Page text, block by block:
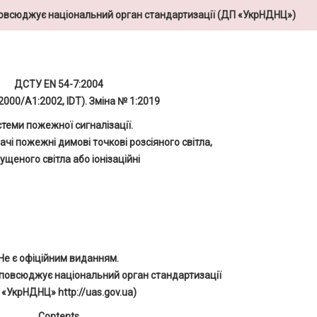
національний орган стандартизації (ДП «УкрНДНЦ»)
ДСТУ EN 54-7:2004
A1:2002, IDT). Зміна № 1:2019
пожежної сигналізації.
пожежні димові точкові розсіяного світла,
світла або іонізаційні
є офіційним виданням.
національний орган стандартизації
http://uas.gov.ua)